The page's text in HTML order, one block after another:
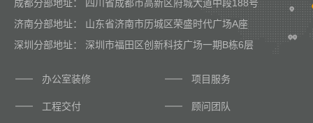
成都分部地址： 四川省成都市高新区府城大道中段188号
济南分部地址： 山东省济南市历城区荣盛时代广场A座
深圳分部地址： 深圳市福田区创新科技广场一期B栋6层
办公室装修 项目服务
工程交付 顾问团队